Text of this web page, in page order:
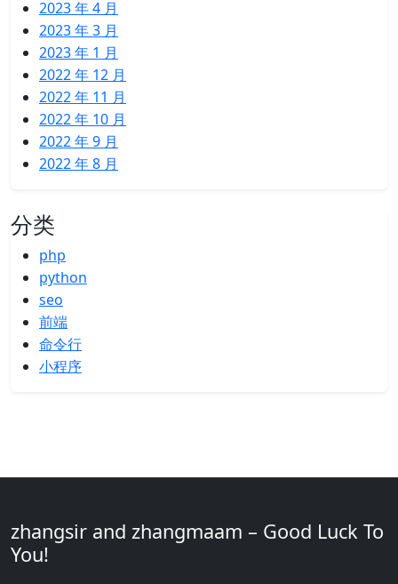
2023 年 4 月
2023 年 3 月
2023 年 1 月
2022 年 12 月
2022 年 11 月
2022 年 10 月
2022 年 9 月
2022 年 8 月
分类
php
python
seo
前端
命令行
小程序
zhangsir and zhangmaam – Good Luck To
You!